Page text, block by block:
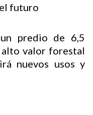
futuro
predio de 6,5
alto valor forestal
nuevos usos y